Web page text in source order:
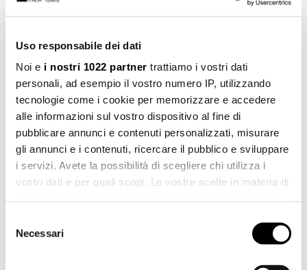
Uso responsabile dei dati
Noi e i nostri 1022 partner trattiamo i vostri dati
personali, ad esempio il vostro numero IP, utilizzando
tecnologie come i cookie per memorizzare e accedere
alle informazioni sul vostro dispositivo al fine di
pubblicare annunci e contenuti personalizzati, misurare
gli annunci e i contenuti, ricercare il pubblico e sviluppare
i servizi. Avete la possibilità di scegliere chi utilizza i
vostri dati e per quali scopi. Le vostre scelte in materia di
modificare o revocare il proprio consenso in qualsiasi
momento dalla Dichiarazione sui cookie o facendo clic
delNecessari